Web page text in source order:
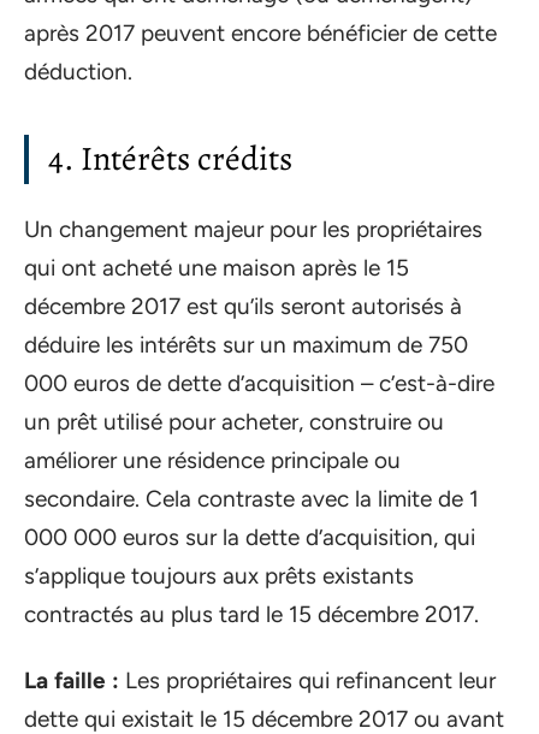
après 2017 peuvent encore bénéficier de cette
déduction.
4. Intérêts crédits
Un changement majeur pour les propriétaires
qui ont acheté une maison après le 15
décembre 2017 est qu’ils seront autorisés à
déduire les intérêts sur un maximum de 750
000 euros de dette d’acquisition – c’est-à-dire
un prêt utilisé pour acheter, construire ou
améliorer une résidence principale ou
secondaire. Cela contraste avec la limite de 1
000 000 euros sur la dette d’acquisition, qui
s’applique toujours aux prêts existants
contractés au plus tard le 15 décembre 2017.
La faille : Les propriétaires qui refinancent leur
dette qui existait le 15 décembre 2017 ou avant